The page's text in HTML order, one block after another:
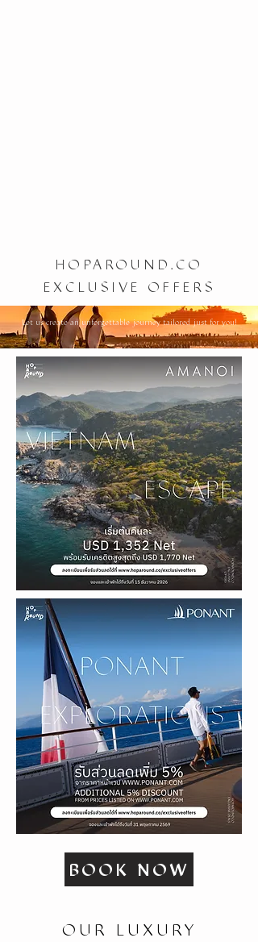
HOPAROUND.CO
EXCLUSIVE OFFERS
Let us create an unforgettable journey tailored just for you!
BOOK NOW
OUR LUXURY